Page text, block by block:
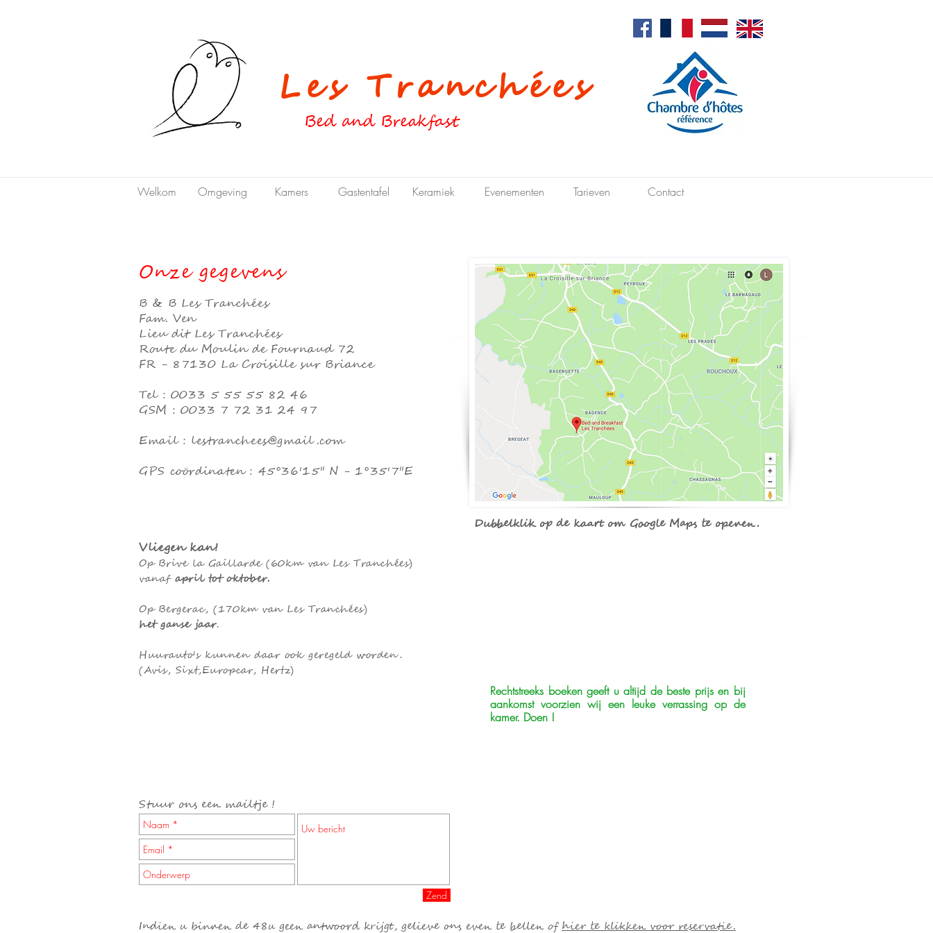
Les Tranchées
Bed and Breakfast
Welkom Omgeving Kamers Gastentafel Keramiek Evenementen Tarieven Contact
Onze gegevens
B & B Les Tranchées
Fam. Ven
Lieu dit Les Tranchées
Route du Moulin de Fournaud 72
FR - 87130 La Croisille sur Briance
Tel : 0033 5 55 55 82 46
GSM : 0033 7 72 31 24 97
Email : lestranchees@gmail.com
GPS coördinaten : 45°36'15" N - 1°35'7"E
Vliegen kan!
Op Brive la Gaillarde (60km van Les Tranchées)
vanafapril tot oktober.
Op Bergerac, (170km van Les Tranchées)
het ganse jaar.
Huurauto's kunnen daar ook geregeld worden.
(Avis, Sixt,Europcar, Hertz)
Dubbelklik op de kaart om Google Maps te openen.
Rechtstreeks boeken geeft u altijd de beste prijs en bij
aankomst voorzien wij een leuke verrassing op de
kamer. Doen !
Stuur ons een mailtje !
Indien u binnen de 48u geen antwoord krijgt, gelieve ons even te bellen ofhier te klikken voor reservatie.
Zend